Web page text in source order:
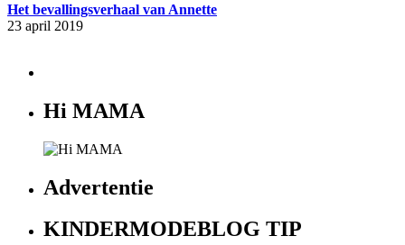
Het bevallingsverhaal van Annette
23 april 2019
Hi MAMA
Advertentie
KINDERMODEBLOG TIP